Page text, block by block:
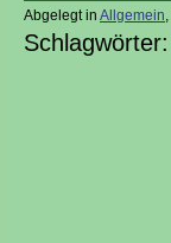
Abgelegt in Allgemein
Schlagwörter: